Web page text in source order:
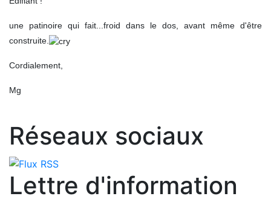
une patinoire qui fait...froid dans le dos, avant même d'être
construite.
Cordialement,
Mg
Réseaux sociaux
Lettre d'information